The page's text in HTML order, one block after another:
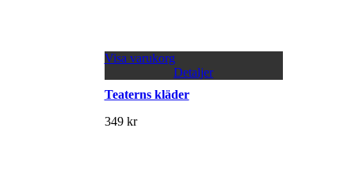
Visa varukorg
Detaljer
Teaterns kläder
349 kr